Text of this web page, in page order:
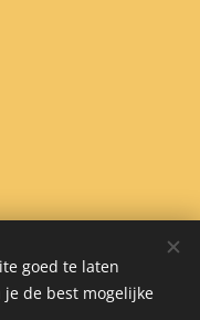
Cookies
goed te laten
de best mogelijke